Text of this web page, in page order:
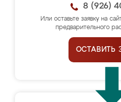
8 (926)
Или оставьте заявку на
предварительного
ОСТАВИТЬ